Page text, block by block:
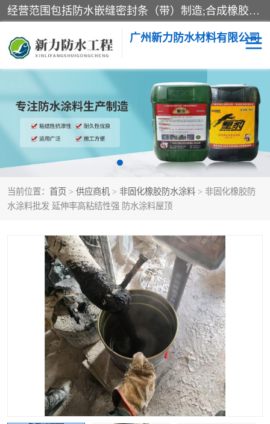
经营范围包括防水嵌缝密封条（带）制造;合成橡胶制造（监控化学品、危险化学品除外）;沥青混合物制造;防水胶粘带制造;其他合成材料制造（监控化学品、危险化学品除外）;涂料制造（监控化学品、危险化学品除外）;建筑结构防水补漏;防水建筑材料制造;粘合剂制造（监控化学品、危险化学品除外）;涂料零售;广州新力防水材料有限公司具有1处分支机构。
广州新力防水材料有限公司
当前位置： 首页 > 供应商机 > 非固化橡胶防水涂料 > 非固化橡胶防
水涂料批发 延伸率高粘结性强 防水涂料屋顶
黑豹防水胶 建筑108胶水
乳化沥青防水涂料 自粘卷材
非固化橡胶防水涂料